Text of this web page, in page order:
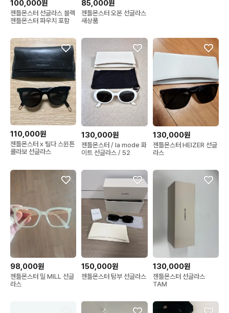
100,000원
젠틀몬스터 선글라스 블랙
젠틀몬스터 파우치 포함
85,000원
젠틀몬스터 오본 선글라스
새상품
110,000원
젠틀몬스터 x 틸다 스윈튼
콜라보 선글라스
130,000원
젠틀몬스터 / la mode 화
이트 선글라스 / 52
130,000원
젠틀몬스터 HEIZER 선글
라스
98,000원
젠틀몬스터 밀 MILL 선글
라스
150,000원
젠틀몬스터 탐부 선글라스
130,000원
젠틀몬스터 선글라스
TAM